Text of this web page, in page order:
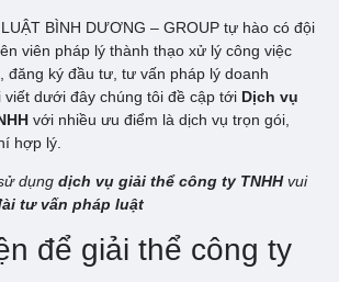
BÌNH DƯƠNG – GROUP tự hào có đội
viên pháp lý thành thạo xử lý công việc
đăng ký đầu tư, tư vấn pháp lý doanh
dưới đây chúng tôi đề cập tới Dịch vụ
với nhiều ưu điểm là dịch vụ trọn gói,
hợp lý.
dụng dịch vụ giải thể công ty TNHHvui
tư vấn pháp luật
để giải thể công ty